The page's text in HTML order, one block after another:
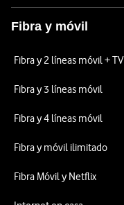
Fibra y móvil
Fibra y 2 líneas móvil + TV
Fibra y 3 líneas móvil
Fibra y 4 líneas móvil
Fibra y móvil ilimitado
Fibra Móvil y Netflix